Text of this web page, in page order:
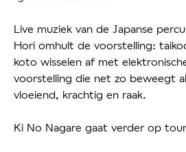
Live muziek van de Japanse
Hori omhult de voorstelling:
koto wisselen af met
voorstelling die net zo beweegt
vloeiend, krachtig en raak.
Ki No Nagare gaat verder op